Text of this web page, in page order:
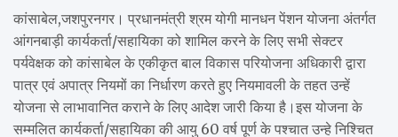
कांसाबेल,जशपुरनगर। प्रधानमंत्री श्रम योगी मानधन पेंशन योजना अंतर्गत
आंगनबाड़ी कार्यकर्ता/सहायिका को शामिल करने के लिए सभी सेक्टर
पर्यवेक्षक को कांसाबेल के एकीकृत बाल विकास परियोजना अधिकारी द्वारा
पात्र एवं अपात्र नियमों का निर्धारण करते हुए नियमावली के तहत उन्हें
योजना से लाभावानित कराने के लिए आदेश जारी किया है।इस योजना के
सम्मलित कार्यकर्ता/सहायिका की आयु 60 वर्ष पूर्ण के पश्चात उन्हे निश्चित